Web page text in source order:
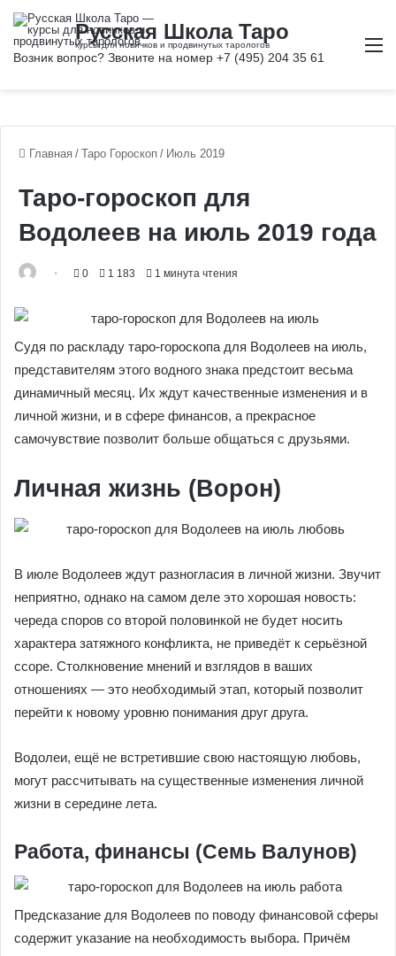
Главная / Таро Гороскоп / Июль 2019
Таро-гороскоп для
Водолеев на июль 2019 года
0 1 183 1 минута чтения
Судя по раскладу таро-гороскопа для Водолеев на июль,
представителям этого водного знака предстоит весьма
динамичный месяц. Их ждут качественные изменения и в
личной жизни, и в сфере финансов, а прекрасное
самочувствие позволит больше общаться с друзьями.
Личная жизнь (Ворон)
В июле Водолеев ждут разногласия в личной жизни. Звучит
неприятно, однако на самом деле это хорошая новость:
череда споров со второй половинкой не будет носить
характера затяжного конфликта, не приведёт к серьёзной
ссоре. Столкновение мнений и взглядов в ваших
отношениях — это необходимый этап, который позволит
перейти к новому уровню понимания друг друга.
Водолеи, ещё не встретившие свою настоящую любовь,
могут рассчитывать на существенные изменения личной
жизни в середине лета.
Работа, финансы (Семь Валунов)
Предсказание для Водолеев по поводу финансовой сферы
содержит указание на необходимость выбора. Причём